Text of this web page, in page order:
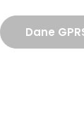
Dane